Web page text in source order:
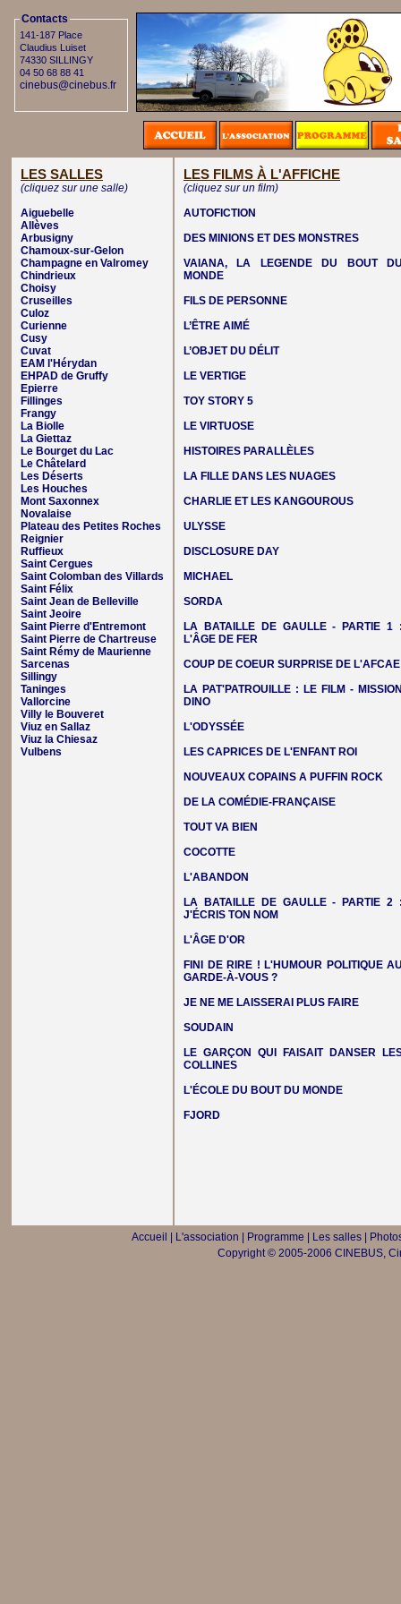
Contacts
141-187 Place
Claudius Luiset
74330 SILLINGY
04 50 68 88 41
cinebus@cinebus.fr
LES SALLES
(cliquez sur une salle)
Aiguebelle
Allèves
Arbusigny
Chamoux-sur-Gelon
Champagne en Valromey
Chindrieux
Choisy
Cruseilles
Culoz
Curienne
Cusy
Cuvat
EAM l'Hérydan
EHPAD de Gruffy
Epierre
Fillinges
Frangy
La Biolle
La Giettaz
Le Bourget du Lac
Le Châtelard
Les Déserts
Les Houches
Mont Saxonnex
Novalaise
Plateau des Petites Roches
Reignier
Ruffieux
Saint Cergues
Saint Colomban des Villards
Saint Félix
Saint Jean de Belleville
Saint Jeoire
Saint Pierre d'Entremont
Saint Pierre de Chartreuse
Saint Rémy de Maurienne
Sarcenas
Sillingy
Taninges
Vallorcine
Villy le Bouveret
Viuz en Sallaz
Viuz la Chiesaz
Vulbens
LES FILMS À L'AFFICHE
(cliquez sur un film)
AUTOFICTION
DES MINIONS ET DES MONSTRES
VAIANA, LA LEGENDE DU BOUT
MONDE
FILS DE PERSONNE
L’ÊTRE AIMÉ
L’OBJET DU DÉLIT
LE VERTIGE
TOY STORY 5
LE VIRTUOSE
HISTOIRES PARALLÈLES
LA FILLE DANS LES NUAGES
CHARLIE ET LES KANGOUROUS
ULYSSE
DISCLOSURE DAY
MICHAEL
SORDA
LA BATAILLE DE GAULLE - PARTIE 1
L'ÂGE DE FER
COUP DE COEUR SURPRISE DE L'AFCAE
LA PAT'PATROUILLE : LE FILM -
DINO
L'ODYSSÉE
LES CAPRICES DE L'ENFANT ROI
NOUVEAUX COPAINS A PUFFIN ROCK
DE LA COMÉDIE-FRANÇAISE
TOUT VA BIEN
COCOTTE
L'ABANDON
LA BATAILLE DE GAULLE - PARTIE 2
J'ÉCRIS TON NOM
L'ÂGE D'OR
FINI DE RIRE ! L'HUMOUR POLITIQUE
GARDE-À-VOUS ?
JE NE ME LAISSERAI PLUS FAIRE
SOUDAIN
LE GARÇON QUI FAISAIT DANSER
COLLINES
L'ÉCOLE DU BOUT DU MONDE
FJORD
Accueil L'association Programme Les salles|
Copyright © 2005-2006 CINEBUS,